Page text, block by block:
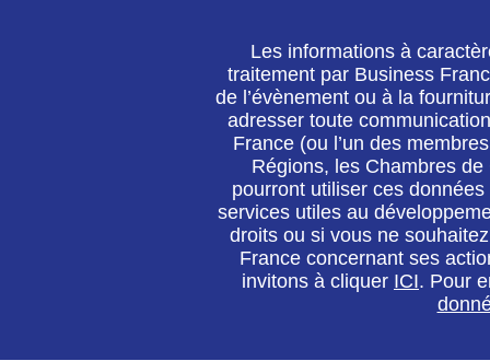
Les informations à
traitement par Business
de l’évènement ou à la
adresser toute
France (ou l’un des
Régions, les Chambres
pourront utiliser ces
services utiles au
droits ou si vous ne
France concernant ses
invitons à cliquer ICI. Pour